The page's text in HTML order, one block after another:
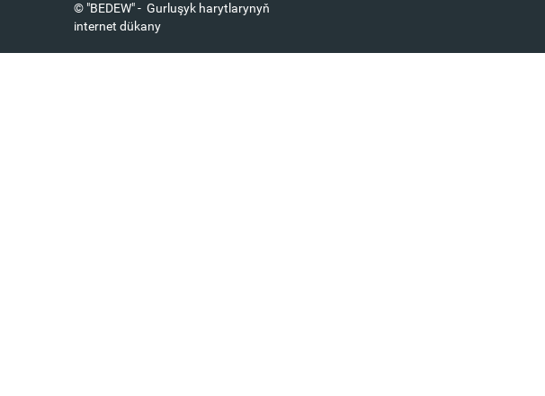
© "BEDEW" - Gurluşyk harytlarynyň
internet dükany